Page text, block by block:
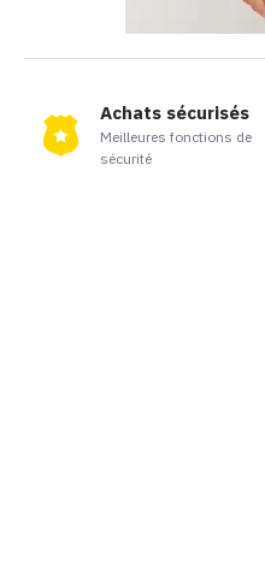
Achats sécurisés
Meilleures fonctions de
sécurité